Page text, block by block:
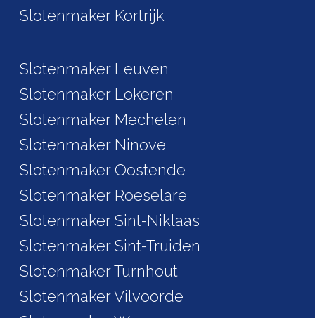
Slotenmaker Kortrijk
Slotenmaker Leuven
Slotenmaker Lokeren
Slotenmaker Mechelen
Slotenmaker Ninove
Slotenmaker Oostende
Slotenmaker Roeselare
Slotenmaker Sint-Niklaas
Slotenmaker Sint-Truiden
Slotenmaker Turnhout
Slotenmaker Vilvoorde